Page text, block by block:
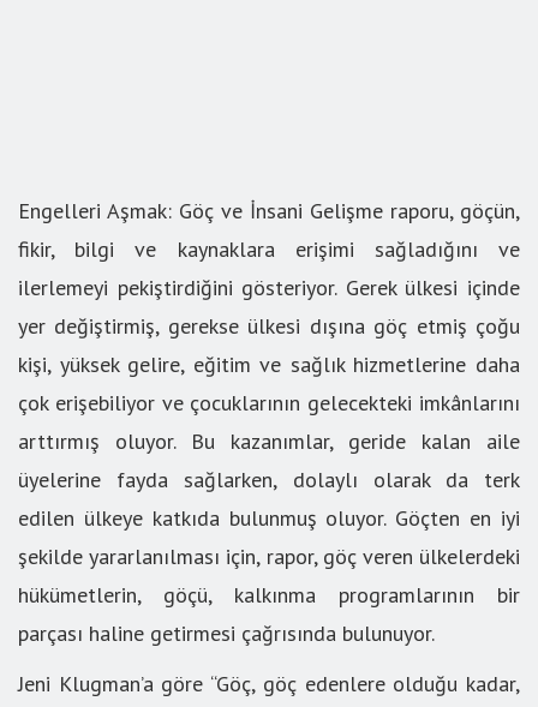
Engelleri Aşmak: Göç ve İnsani Gelişme raporu, göçün,
fikir, bilgi ve kaynaklara erişimi sağladığını ve
ilerlemeyi pekiştirdiğini gösteriyor. Gerek ülkesi içinde
yer değiştirmiş, gerekse ülkesi dışına göç etmiş çoğu
kişi, yüksek gelire, eğitim ve sağlık hizmetlerine daha
çok erişebiliyor ve çocuklarının gelecekteki imkânlarını
arttırmış oluyor. Bu kazanımlar, geride kalan aile
üyelerine fayda sağlarken, dolaylı olarak da terk
edilen ülkeye katkıda bulunmuş oluyor. Göçten en iyi
şekilde yararlanılması için, rapor, göç veren ülkelerdeki
hükümetlerin, göçü, kalkınma programlarının bir
parçası haline getirmesi çağrısında bulunuyor.
Jeni Klugman’a göre “Göç, göç edenlere olduğu kadar,